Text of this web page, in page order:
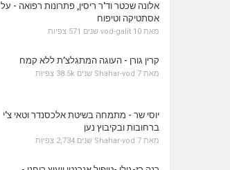
אלונה שכטר וד'ר ריסין, פתרונות רפואה - על
אסתטיקה וטיפוח
מאת vod-galit 10 שנים 571 צפיות
קרין גורן - העוגה המתגלצ’ת ללא קמח
מאת Shahar-vod 7 שנים 38.5k צפיות
יוסי שר - מתמחה בשיטת אלכסנדר וטאי צ'י
ברחובות ובקיבוץ נען
מאת Shahar-vod 7 שנים 2,734 צפיות